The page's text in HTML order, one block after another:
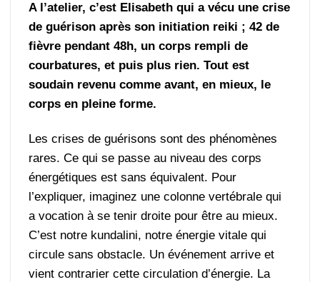
A l’atelier, c’est Elisabeth qui a vécu une crise
de guérison après son initiation reiki ; 42 de
fièvre pendant 48h, un corps rempli de
courbatures, et puis plus rien. Tout est
soudain revenu comme avant, en mieux, le
corps en pleine forme.
Les crises de guérisons sont des phénomènes
rares. Ce qui se passe au niveau des corps
énergétiques est sans équivalent. Pour
l’expliquer, imaginez une colonne vertébrale qui
a vocation à se tenir droite pour être au mieux.
C’est notre kundalini, notre énergie vitale qui
circule sans obstacle. Un événement arrive et
vient contrarier cette circulation d’énergie. La